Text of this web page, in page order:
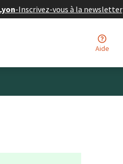
-Inscrivez-vous à la newsletter
Aide